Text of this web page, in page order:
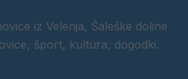
iz Velenja, Šaleške doline
šport, kultura, dogodki.